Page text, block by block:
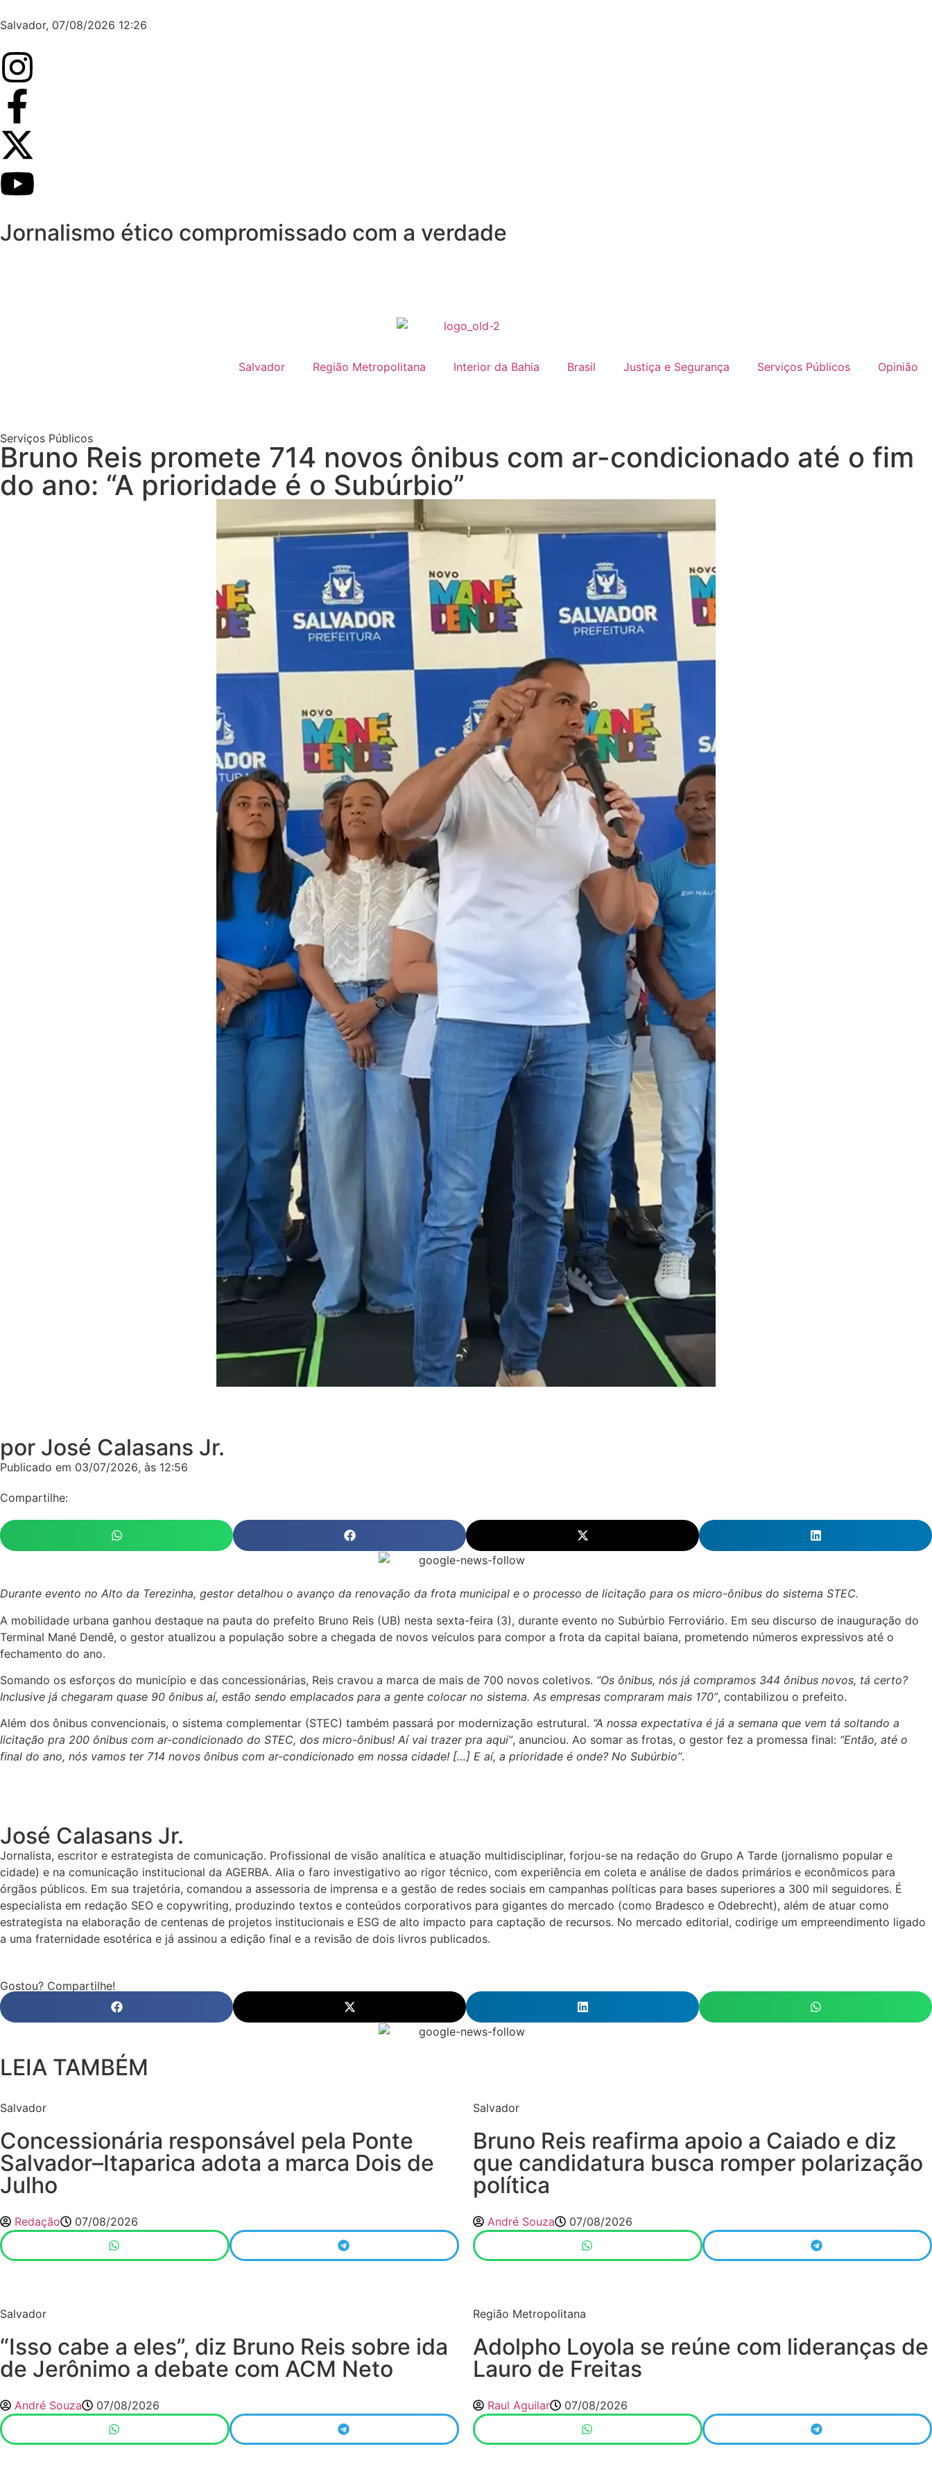
Salvador, 07/08/2026 12:26
Jornalismo ético compromissado com a verdade
Salvador Região Metropolitana Interior da Bahia Brasil Justiça e Segurança Serviços Públicos Opinião
Serviços Públicos
Bruno Reis promete 714 novos ônibus com ar-condicionado até o fim
do ano: “A prioridade é o Subúrbio”
por José Calasans Jr.
Publicado em 03/07/2026, às 12:56
Compartilhe:
Durante evento no Alto da Terezinha, gestor detalhou o avanço da renovação da frota municipal e o processo de licitação para os micro-ônibus do sistema STEC.
A mobilidade urbana ganhou destaque na pauta do prefeito Bruno Reis (UB) nesta sexta-feira (3), durante evento no Subúrbio Ferroviário. Em seu discurso de inauguração do
Terminal Mané Dendê, o gestor atualizou a população sobre a chegada de novos veículos para compor a frota da capital baiana, prometendo números expressivos até o
fechamento do ano.
Somando os esforços do município e das concessionárias, Reis cravou a marca de mais de 700 novos coletivos. “Os ônibus, nós já compramos 344 ônibus novos, tá certo?
Inclusive já chegaram quase 90 ônibus aí, estão sendo emplacados para a gente colocar no sistema. As empresas compraram mais 170”, contabilizou o prefeito.
Além dos ônibus convencionais, o sistema complementar (STEC) também passará por modernização estrutural. “A nossa expectativa é já a semana que vem tá soltando a
licitação pra 200 ônibus com ar-condicionado do STEC, dos micro-ônibus! Aí vai trazer pra aqui”, anunciou. Ao somar as frotas, o gestor fez a promessa final: “Então, até o
final do ano, nós vamos ter 714 novos ônibus com ar-condicionado em nossa cidade! […] E aí, a prioridade é onde? No Subúrbio”.
José Calasans Jr.
Jornalista, escritor e estrategista de comunicação. Profissional de visão analítica e atuação multidisciplinar, forjou-se na redação do Grupo A Tarde (jornalismo popular e
cidade) e na comunicação institucional da AGERBA. Alia o faro investigativo ao rigor técnico, com experiência em coleta e análise de dados primários e econômicos para
órgãos públicos. Em sua trajetória, comandou a assessoria de imprensa e a gestão de redes sociais em campanhas políticas para bases superiores a 300 mil seguidores. É
especialista em redação SEO e copywriting, produzindo textos e conteúdos corporativos para gigantes do mercado (como Bradesco e Odebrecht), além de atuar como
estrategista na elaboração de centenas de projetos institucionais e ESG de alto impacto para captação de recursos. No mercado editorial, codirige um empreendimento ligado
a uma fraternidade esotérica e já assinou a edição final e a revisão de dois livros publicados.
Gostou? Compartilhe!
LEIA TAMBÉM
Salvador
Concessionária responsável pela Ponte
Salvador–Itaparica adota a marca Dois de
Julho
Redação 07/08/2026
Salvador
Bruno Reis reafirma apoio a Caiado e diz
que candidatura busca romper polarização
política
André Souza 07/08/2026
Salvador
“Isso cabe a eles”, diz Bruno Reis sobre ida
de Jerônimo a debate com ACM Neto
André Souza 07/08/2026
Região Metropolitana
Adolpho Loyola se reúne com lideranças de
Lauro de Freitas
Raul Aguilar 07/08/2026